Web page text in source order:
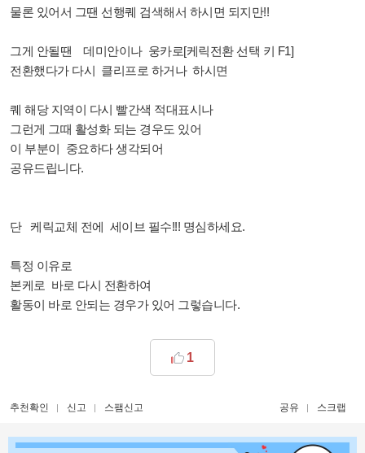
물론 있어서 그땐 선행퀘 검색해서 하시면 되지만!!
그게 안될땐 데미안이나 웅카로[케릭전환 선택 키 F1]
전환했다가 다시 클리프로 하거나 하시면
퀘 해당 지역이 다시 빨간색 적대표시나
그런게 그때 활성화 되는 경우도 있어
이 부분이 중요하다 생각되어
공유드립니다.
단 케릭교체 전에 세이브 필수!!! 명심하세요.
특정 이유로
본케로 바로 다시 전환하여
활동이 바로 안되는 경우가 있어 그렇습니다.
1
추천확인 신고 스팸신고 공유 스크랩